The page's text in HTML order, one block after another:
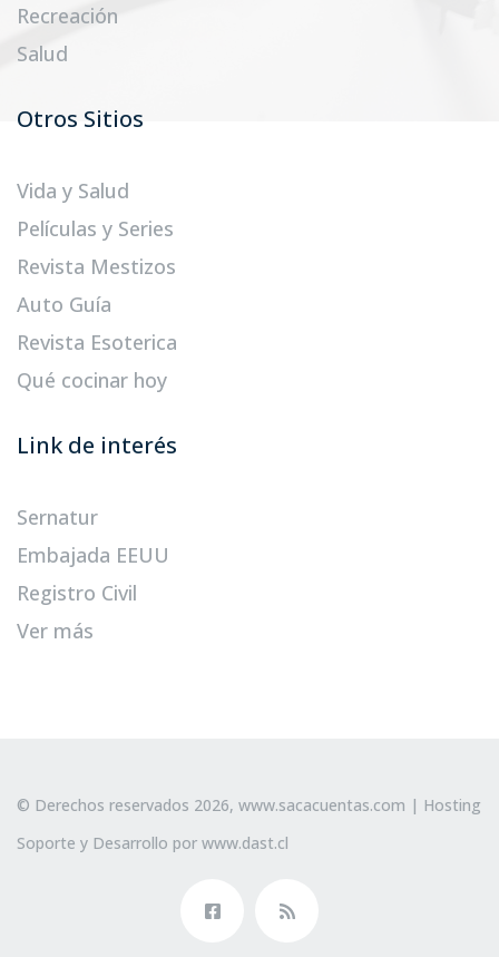
Recreación
Salud
Otros Sitios
Vida y Salud
Películas y Series
Revista Mestizos
Auto Guía
Revista Esoterica
Qué cocinar hoy
Link de interés
Sernatur
Embajada EEUU
Registro Civil
Ver más
© Derechos reservados 2026, www.sacacuentas.com | Hosting
Soporte y Desarrollo por www.dast.cl